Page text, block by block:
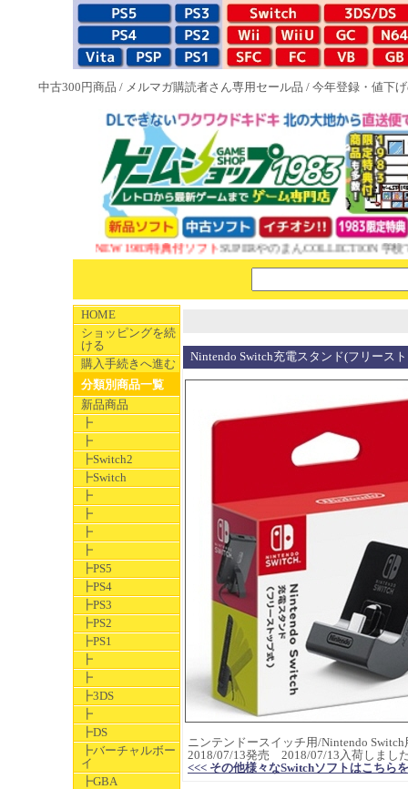
中古300円商品 / メルマガ購読者さん専用セール品 / 今年登録・値下
NEW 1983特典付ソフトSUPERやのまんCOLLECTION 学校であ
HOME
ショッピングを続
ける
購入手続きへ進む
分類別商品一覧
新品商品
┣
┣
┣Switch2
┣Switch
┣
┣
┣
┣
┣PS5
┣PS4
┣PS3
┣PS2
┣PS1
┣
┣
┣3DS
┣
┣DS
┣バーチャルボー
イ
┣GBA
Nintendo Switch充電スタンド(フリース
ニンテンドースイッチ用/Nintendo
2018/07/13発売 2018/07/13入荷しまし
<<< その他様々なSwitchソフトはこちら